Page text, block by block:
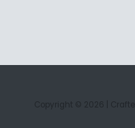
Copyright © 2026 |